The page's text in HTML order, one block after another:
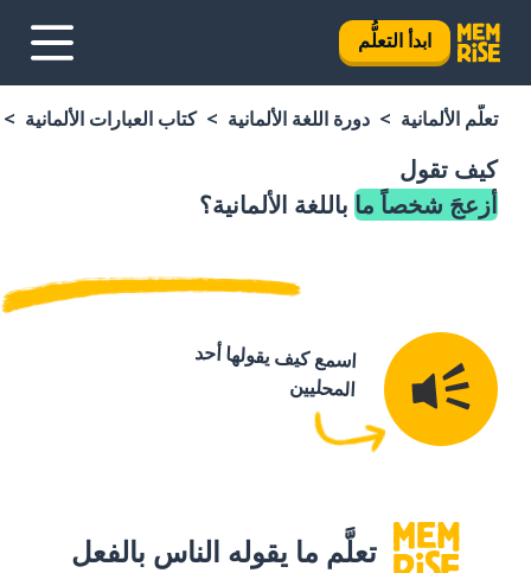
ابدأ التعلُّم
تعلَّم الألمانية دورة اللغة الألمانية كتاب العبارات الألمانية
كيف تقول
أزعجَ شخصاً ما باللغة الألمانية؟
اسمع كيف يقولها أحد
المحليين
تعلَّم ما يقوله الناس بالفعل